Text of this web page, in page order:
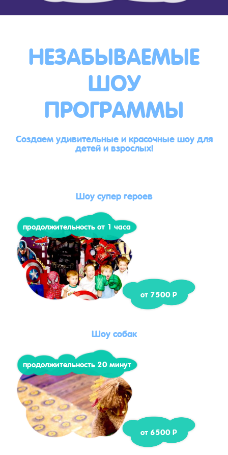
НЕЗАБЫВАЕМЫЕ
ШОУ
ПРОГРАММЫ
Создаем удивительные и красочные шоу для
детей и взрослых!
Шоу супер героев
продолжительность от 1 часа
от 7500 Р
Шоу собак
продолжительность 20 минут
от 6500 Р